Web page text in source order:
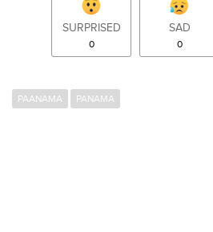
SURPRISED
0
SAD
0
PAANAMA PANAMA